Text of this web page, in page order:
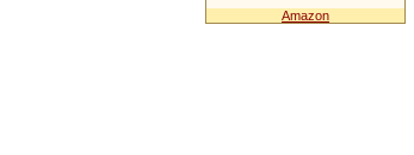
Amazon